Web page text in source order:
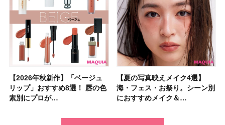
【2026年秋新作】「ベージュ
リップ」おすすめ8選！ 唇の色
素別にプロが…
【夏の写真映えメイク4選】
海・フェス・お祭り。シーン別
におすすめメイク＆…
【2026夏】「シートマスク・
パック」ランキングTOP5！＜
マキアビュー…
【2026夏】「洗顔料」ランキ
ングTOP5！＜マキアビューテ
ィーズが投票…
【2026年秋新作】「ベージュ
リップ」おすすめ8選！ 唇の色
素別にプロが…
【夏の写真映えメイク4選】
海・フェス・お祭り。シーン別
におすすめメイク＆…
【ニベア】美容液リップクリー
ム＆ボディスクラブが新登場！
大人気の色付き…
【石井美保さん・50歳のボディ
ケア愛用品16選】首・手・バス
トのパーツケ…
【2026夏】「インナーケア・
サプリ」ランキングTOP5！＜
美容マニア集…
【石井美保さんのおすすめお菓
子＆お茶10選】手土産にもぴっ
たり
【最新】髪のうねり・広がり・
くせ毛におすすめのシャンプー
17選
【2026年夏】透明感カラーの
髪色おすすめ20選！ ブリーチ
あり・なし別…
【2026年8月の一粒万倍日】お
すすめの開運コスメ＆美容アイ
テム10選！
【読者プレゼント】羽の見えな
いハンディファン
「baramood」を3名様…
【ジョー マローン ロンドン】
大人気フレグランス「ウッド
セージ ＆ シ…
先行販売でゲット🧡LUNASOL
アイカラーレーションN 23
Rosy…